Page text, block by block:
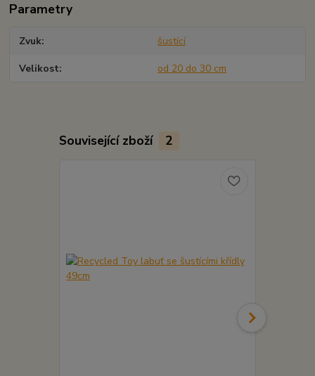
Parametry
Zvuk šustící
Velikost od 20 do 30 cm
Související zboží 2